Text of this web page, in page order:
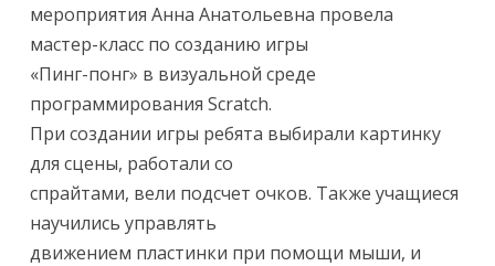
мероприятия Анна Анатольевна провела
мастер-класс по созданию игры
«Пинг-понг» в визуальной среде
программирования Scratch.
При создании игры ребята выбирали картинку
для сцены, работали со
спрайтами, вели подсчет очков. Также учащиеся
научились управлять
движением пластинки при помощи мыши, и